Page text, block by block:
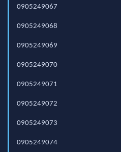
0905249067
0905249068
0905249069
0905249070
0905249071
0905249072
0905249073
0905249074